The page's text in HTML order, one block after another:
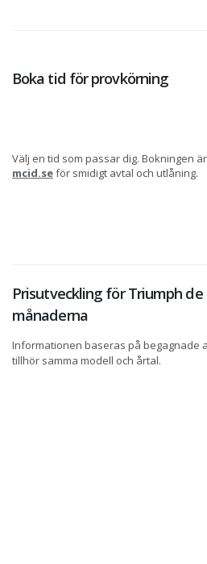
Boka tid för provkörning
Välj en tid som passar dig. Bokningen
mcid.seför smidigt avtal och utlåning.
Prisutveckling för Triumph de
månaderna
Informationen baseras på begagnade
tillhör samma modell och årtal.